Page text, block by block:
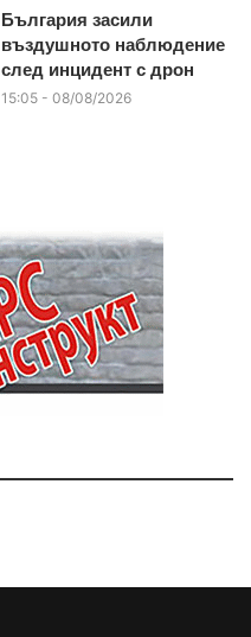
България засили
въздушното наблюдение
след инцидент с дрон
15:05 - 08/08/2026